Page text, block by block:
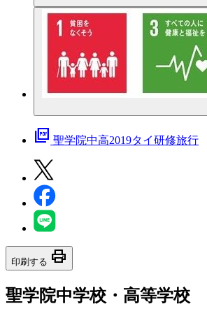
picture_as_pdf 聖学院中高2019タイ研修旅行
印刷する print
聖学院中学校・高等学校